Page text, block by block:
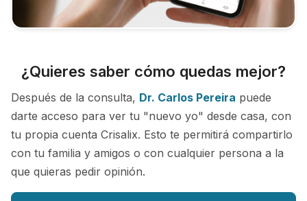
¿Quieres saber cómo quedas mejor?
Después de la consulta, Dr. Carlos Pereira puede
darte acceso para ver tu "nuevo yo" desde casa, con
tu propia cuenta Crisalix. Esto te permitirá compartirlo
con tu familia y amigos o con cualquier persona a la
que quieras pedir opinión.